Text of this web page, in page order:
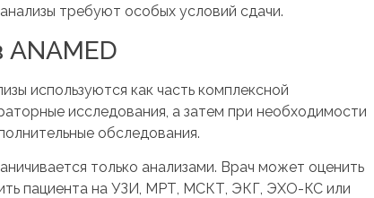
требуют особых условий сдачи.
используются как часть комплексной
исследования, а затем при необходимости
обследования.
только анализами. Врач может оценить
пациента на УЗИ, МРТ, МСКТ, ЭКГ, ЭХО-КС или